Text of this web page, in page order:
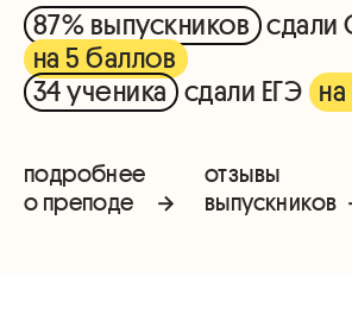
подробнее
о преподе
87% выпускников сдали
на 5 баллов
34 ученика
сдали ЕГЭ
отзывы
выпускников